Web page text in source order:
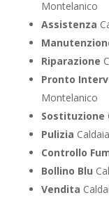
Montelanico
Assistenza
Riparazione
Pronto
Montelanico
Sostituzione
Pulizia
Controllo
Bollino Blu
Vendita